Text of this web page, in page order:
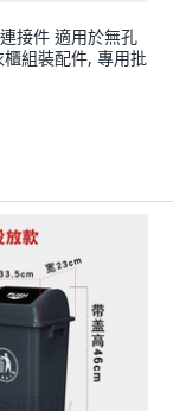
接件 適用於無孔
組裝配件, 專用批